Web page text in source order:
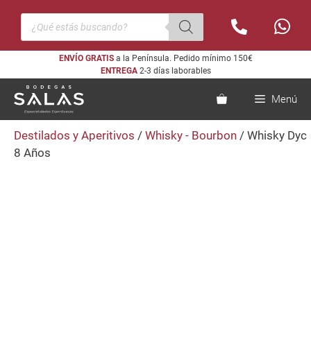
contenido
Búsqueda
de
productos
ENVÍO GRATIS a la Península. Pedido mínimo 150€
ENTREGA 2-3 días laborables
Menú
Destilados y Aperitivos / Whisky - Bourbon / Whisky Dyc
8 Años